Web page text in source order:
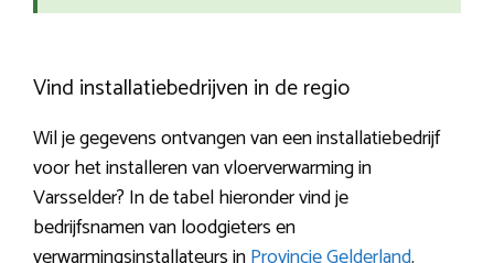
Vind installatiebedrijven in de regio
Wil je gegevens ontvangen van een installatiebedrijf
voor het installeren van vloerverwarming in
Varsselder? In de tabel hieronder vind je
bedrijfsnamen van loodgieters en